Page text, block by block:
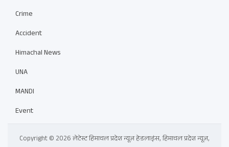
Crime
Accident
Himachal News
UNA
MANDI
Event
Copyright © 2026 लेटेस्ट हिमाचल प्रदेश न्यूज़ हेडलाइंस, हिमाचल प्रदेश न्यूज़,